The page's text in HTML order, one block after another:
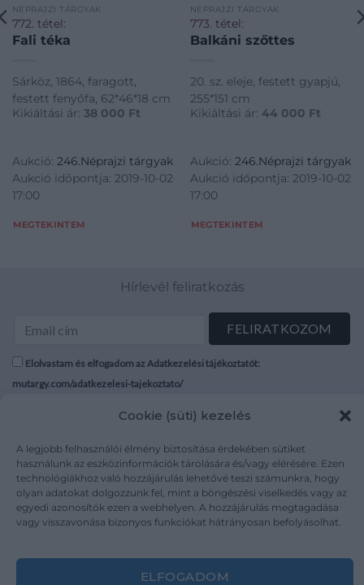
Cookie (süti) kezelés
A legjobb felhasználói élmény biztosítása érdekében sütiket
használunk az eszközinformációk tárolására és/vagy elérésére. Ezen
technológiákhoz való hozzájárulás lehetővé teszi számunkra, hogy
olyan adatokat dolgozzunk fel, mint a böngészési viselkedés vagy az
egyedi azonosítók ezen a webhelyen. A hozzájárulás megtagadása
vagy visszavonása bizonyos funkciókat hátrányosan befolyásolhat.
ELFOGADOM
NÉPRAJZI TÁRGYAK
772. tétel:
Fali téka
Sárköz, 1864, faragott,
festett fenyőfa, 62*46*18 cm
Kikiáltási ár: 38 000 Ft
Aukció: 246.Néprajzi tárgyak
Aukció időpontja: 2019-10-02
17:00
MEGTEKINTEM
NÉPRAJZI TÁRGYAK
773. tétel:
Balkáni szőttes
20. sz. eleje, festett gyapjú,
255*151 cm
Kikiáltási ár: 44 000 Ft
Aukció: 246.Néprajzi tárgyak
Aukció időpontja: 2019-10-02
17:00
MEGTEKINTEM
Hírlevél feliratkozás
Elolvastam és elfogadom az Adatkezelési tájékoztatót:
mutargy.com/adatkezelesi-tajekoztato/
Médiaajánlat
Karrier
Kapcsolat
Áraink
ÁSZF
Adatvédelem
Impresszum